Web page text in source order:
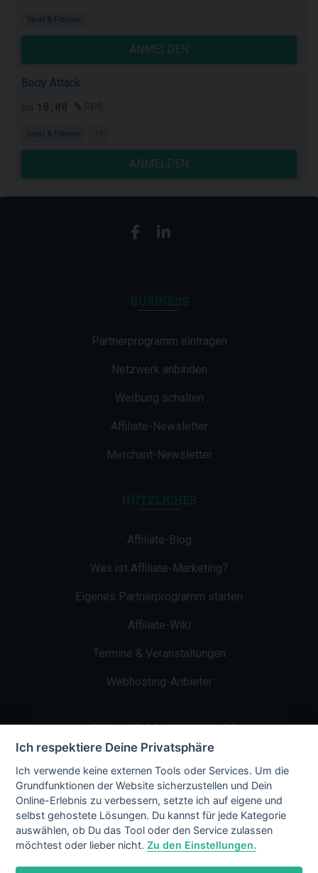
Sport & Fitness
ANMELDEN
Body Attack
10,00 %
Sport & Fitness +1
ANMELDEN
Partnerprogramm eintragen
Netzwerk anbinden
Werbung schalten
Affiliate-Newsletter
Merchant-Newsletter
Affiliate-Blog
Was ist Affiliate-Marketing?
Eigenes Partnerprogramm starten
Affiliate-Wiki
Termine & Veranstaltungen
Webhosting-Anbieter
AFFILIATE-MARKETING.DE
Impressum
Kontakt
Datenschutz
Ich respektiere Deine Privatsphäre
Ich verwende keine externen Tools oder Services. Um die
Grundfunktionen der Website sicherzustellen und Dein
Online-Erlebnis zu verbessern, setzte ich auf eigene und
selbst gehostete Lösungen. Du kannst für jede Kategorie
auswählen, ob Du das Tool oder den Service zulassen
möchtest oder lieber nicht.Zu den Einstellungen.